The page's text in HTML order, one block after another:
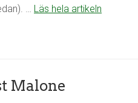
… Läs hela artikeln
Malone